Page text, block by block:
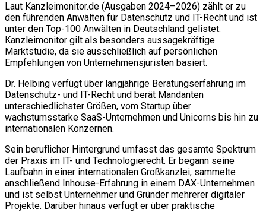
Laut Kanzleimonitor.de (Ausgaben 2024–2026) zählt er zu
den führenden Anwälten für Datenschutz und IT-Recht und ist
unter den Top-100 Anwälten in Deutschland gelistet.
Kanzleimonitor gilt als besonders aussagekräftige
Marktstudie, da sie ausschließlich auf persönlichen
Empfehlungen von Unternehmensjuristen basiert.
Dr. Helbing verfügt über langjährige Beratungserfahrung im
Datenschutz- und IT-Recht und berät Mandanten
unterschiedlichster Größen, vom Startup über
wachstumsstarke SaaS-Unternehmen und Unicorns bis hin zu
internationalen Konzernen.
Sein beruflicher Hintergrund umfasst das gesamte Spektrum
der Praxis im IT- und Technologierecht. Er begann seine
Laufbahn in einer internationalen Großkanzlei, sammelte
anschließend Inhouse-Erfahrung in einem DAX-Unternehmen
und ist selbst Unternehmer und Gründer mehrerer digitaler
Projekte. Darüber hinaus verfügt er über praktische